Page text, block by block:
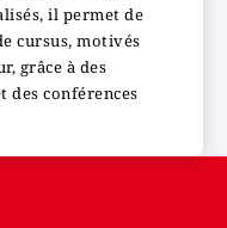
il permet de
cursus, motivés
grâce à des
conférences